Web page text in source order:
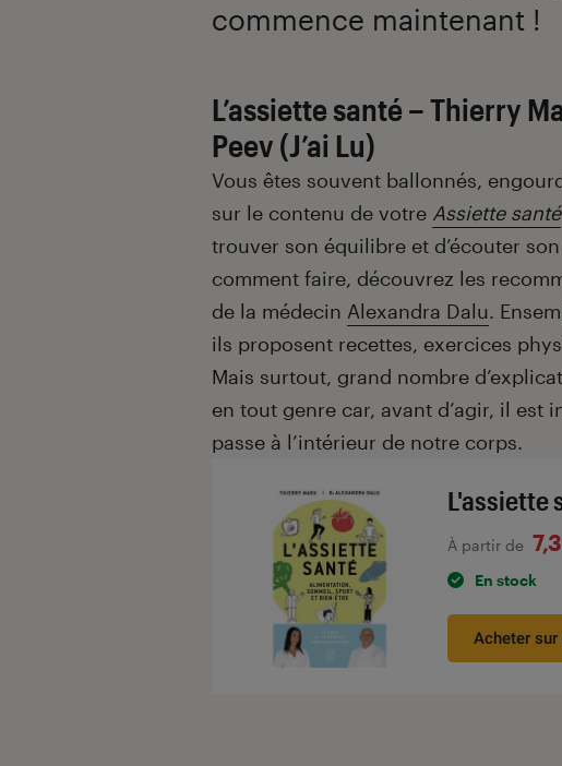
commence maintenant !
L’assiette santé – Thierry
Peev (J’ai Lu)
Vous êtes souvent ballonnés,
sur le contenu de votre Assiette santé
trouver son équilibre et d’écouter
comment faire, découvrez les
de la médecin Alexandra Dalu.
ils proposent recettes, exercices
Mais surtout, grand nombre
en tout genre car, avant d’agir, il est
passe à l’intérieur de notre corps.
L'assiette
À partir de
En stock
Acheter sur